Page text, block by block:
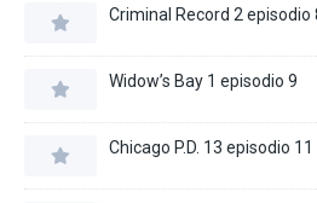
Criminal Record 2 episodio
Widow’s Bay 1 episodio 9
Chicago P.D. 13 episodio 11